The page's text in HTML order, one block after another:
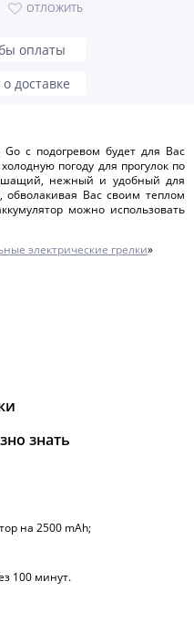
с подогревом будет для Вас
погоду для прогулок по
нежный и удобный для
Вас своим теплом
можно использовать
электрические грелки»
ОТЛОЖИТЬ
оплаты
доставке
знать
на 2500 mAh;
100 минут.